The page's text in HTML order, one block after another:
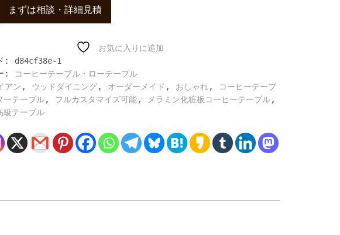
まずは相談・詳細見積
お気に入りに追加
: d84cf38e-1
: コーヒーテーブル・ローテーブル
アン , ウッドダイニング, オーダーメイド , おしゃれ,
コーヒーテーブ
ーテーブル, フルカスタマイズ可能, メラミン化粧板コーヒーテーブル,
級テーブル